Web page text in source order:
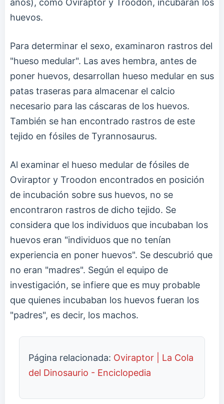
huevos.
Para determinar el sexo, examinaron rastros del
"hueso medular". Las aves hembra, antes de
poner huevos, desarrollan hueso medular en sus
patas traseras para almacenar el calcio
necesario para las cáscaras de los huevos.
También se han encontrado rastros de este
tejido en fósiles de Tyrannosaurus.
Al examinar el hueso medular de fósiles de
Oviraptor y Troodon encontrados en posición
de incubación sobre sus huevos, no se
encontraron rastros de dicho tejido. Se
considera que los individuos que incubaban los
huevos eran "individuos que no tenían
experiencia en poner huevos". Se descubrió que
no eran "madres". Según el equipo de
investigación, se infiere que es muy probable
que quienes incubaban los huevos fueran los
"padres", es decir, los machos.
Página relacionada: Oviraptor | La Cola
del Dinosaurio - Enciclopedia